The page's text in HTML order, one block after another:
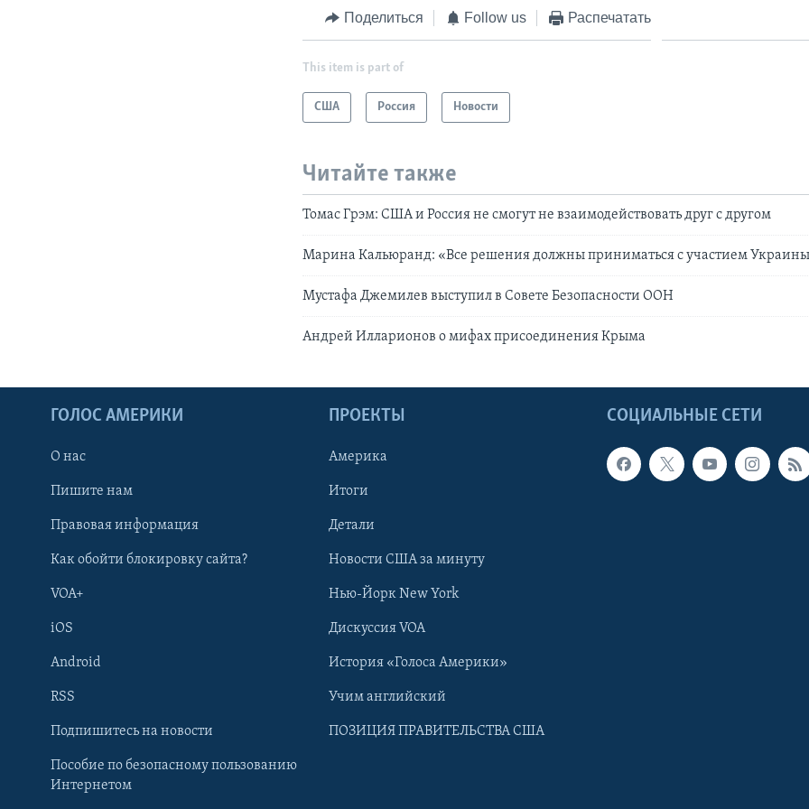
Learning English
Поделиться Follow us Распечатать
This item is part of
США Россия Новости
Читайте также
Томас Грэм: США и Россия не смогут не взаимодействовать друг с другом
Марина Кальюранд: «Все решения должны приниматься с участием
Мустафа Джемилев выступил в Совете Безопасности ООН
Андрей Илларионов о мифах присоединения Крыма
СОЦИАЛЬНЫЕ СЕТИ
ГОЛОС АМЕРИКИ
О нас
Пишите нам
Правовая информация
Как обойти блокировку сайта?
VOA+
iOS
Android
RSS
Подпишитесь на новости
Пособие по безопасному пользованию
Интернетом
ПРОЕКТЫ
Америка
Итоги
Детали
Новости США за минуту
Нью-Йорк New York
Дискуссия VOA
История «Голоса Америки»
Учим английский
ПОЗИЦИЯ ПРАВИТЕЛЬСТВА США